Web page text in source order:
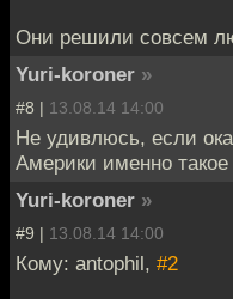
Они решили совсем
Yuri-koroner »
#8 | 13.08.14 14:00
Не удивлюсь, если
Америки именно
Yuri-koroner »
#9 | 13.08.14 14:00
Кому: antophil, #2